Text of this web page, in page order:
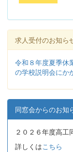
求人受付のお知ら
令和８年度夏季
の学校説明会にか
同窓会からのお知
２０２６年度高工
詳しくはこちら